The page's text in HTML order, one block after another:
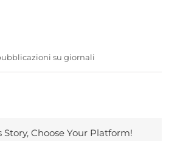
su giornali
Story, Choose Your Platform!